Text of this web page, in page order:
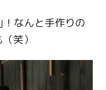
なんと手作りの
笑）